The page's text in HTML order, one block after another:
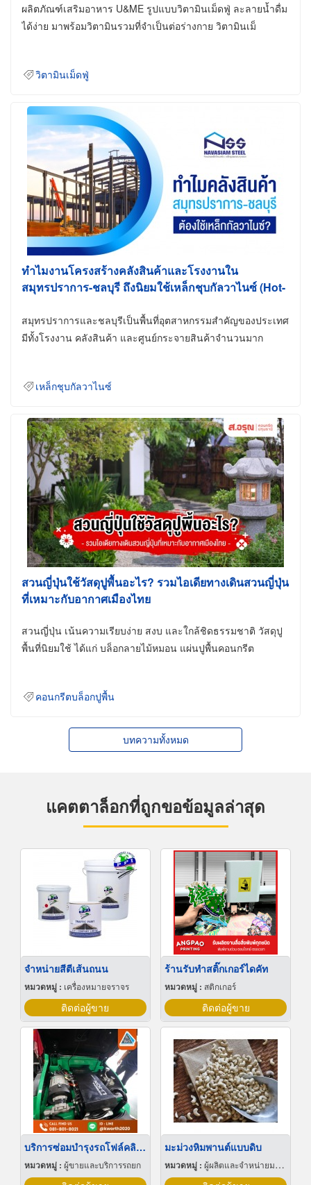
ผลิตภัณฑ์เสริมอาหาร U&ME รูปแบบวิตามินเม็ดฟู่ ละลายน้ำดื่ม
ได้ง่าย มาพร้อมวิตามินรวมที่จำเป็นต่อร่างกาย วิตามินเม็
วิตามินเม็ดฟู่
ทำไมงานโครงสร้างคลังสินค้าและโรงงานใน
สมุทรปราการ-ชลบุรี ถึงนิยมใช้เหล็กชุบกัลวาไนซ์ (Hot-
สมุทรปราการและชลบุรีเป็นพื้นที่อุตสาหกรรมสำคัญของประเทศ
มีทั้งโรงงาน คลังสินค้า และศูนย์กระจายสินค้าจำนวนมาก
เหล็กชุบกัลวาไนซ์
สวนญี่ปุ่นใช้วัสดุปูพื้นอะไร? รวมไอเดียทางเดินสวนญี่ปุ่น
ที่เหมาะกับอากาศเมืองไทย
สวนญี่ปุ่น เน้นความเรียบง่าย สงบ และใกล้ชิดธรรมชาติ วัสดุปู
พื้นที่นิยมใช้ ได้แก่ บล็อกลายไม้หมอน แผ่นปูพื้นคอนกรีต
คอนกรีตบล็อกปูพื้น
บทความทั้งหมด
แคตตาล็อกที่ถูกขอข้อมูลล่าสุด
จำหน่ายสีตีเส้นถนน
หมวดหมู่ : เครื่องหมายจราจร
ติดต่อผู้ขาย
ร้านรับทำสติ๊กเกอร์ไดคัท
หมวดหมู่ : สติกเกอร์
ติดต่อผู้ขาย
บริการซ่อมบำรุงรถโฟล์คลิฟท์
หมวดหมู่ : ผู้ขายและบริการรถยก
มะม่วงหิมพานต์แบบดิบ
หมวดหมู่ : ผู้ผลิตและจำหน่ายมะม่วงหิมพานต์